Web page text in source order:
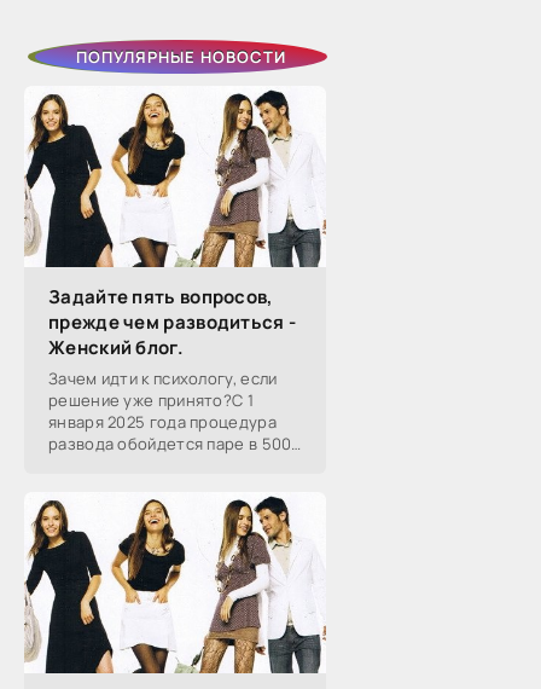
ПОПУЛЯРНЫЕ НОВОСТИ
Задайте пять вопросов,
прежде чем разводиться -
Женский блог.
Зачем идти к психологу, если
решение уже принято?С 1
января 2025 года процедура
развода обойдется паре в 5000
Спасет ли подобная мера от